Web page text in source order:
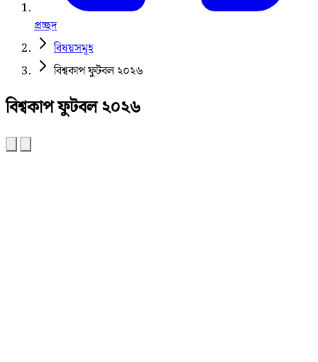
প্রচ্ছদ
বিষয়সমূহ
বিশ্বকাপ ফুটবল ২০২৬
বিশ্বকাপ ফুটবল ২০২৬